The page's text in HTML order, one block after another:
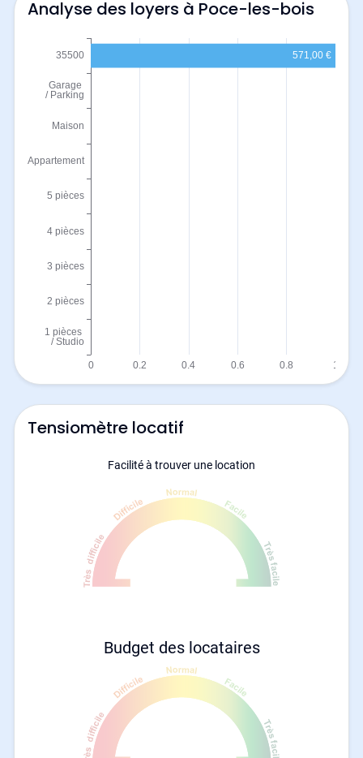
Analyse des loyers à Poce-les-bois
Tensiomètre locatif
Facilité à trouver une location
Budget des locataires